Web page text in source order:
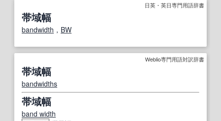
日英・英日専門用語辞書
帯域幅
bandwidth ， BW
Weblio専門用語対訳辞書
帯域幅
bandwidths
帯域幅
band width